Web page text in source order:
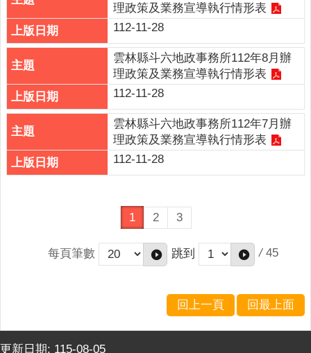
理政策及業務宣導執行情形表
112-11-28
雲林縣斗六地政事務所112年8月辦
理政策及業務宣導執行情形表
112-11-28
雲林縣斗六地政事務所112年7月辦
理政策及業務宣導執行情形表
112-11-28
1 2 3
每頁筆數 跳到 / 45
回上一頁 回最上面
更新日期: 115-08-05